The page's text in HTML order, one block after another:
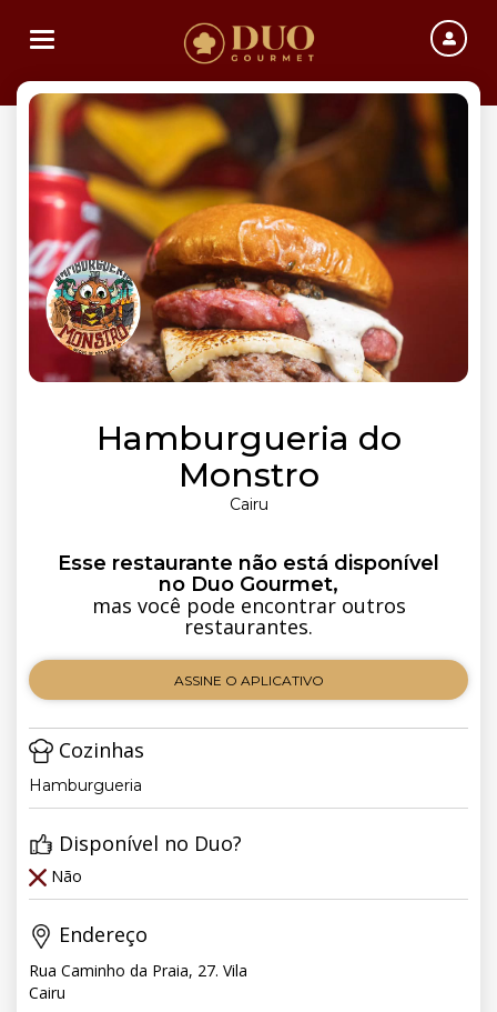
Toggle navigation
Hamburgueria do
Monstro
Cairu
Esse restaurante não está disponível
no Duo Gourmet,
mas você pode encontrar outros
restaurantes.
ASSINE O APLICATIVO
Cozinhas
Hamburgueria
Disponível no Duo?
Não
Endereço
Rua Caminho da Praia, 27. Vila
Cairu